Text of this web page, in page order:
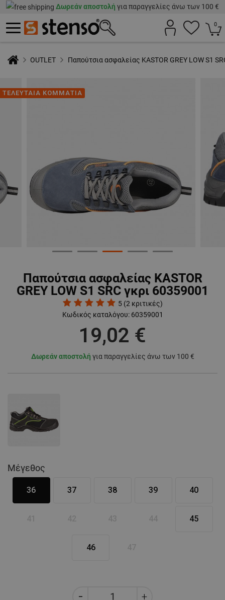
Δωρεάν αποστολή για παραγγελίες άνω των 100 €
0
OUTLET Παπούτσια ασφαλείας KASTOR GREY LOW S1
ΤΕΛΕΥΤΑΙΑ ΚΟΜΜΑΤΙΑ
Παπούτσια ασφαλείας KASTOR
GREY LOW S1 SRC γκρι 60359001
5 (2 κριτικές)
Κωδικός καταλόγου: 60359001
19,02 €
Δωρεάν αποστολή για παραγγελίες άνω των 100 €
Μέγεθος
36 37 38 39 40
45
46